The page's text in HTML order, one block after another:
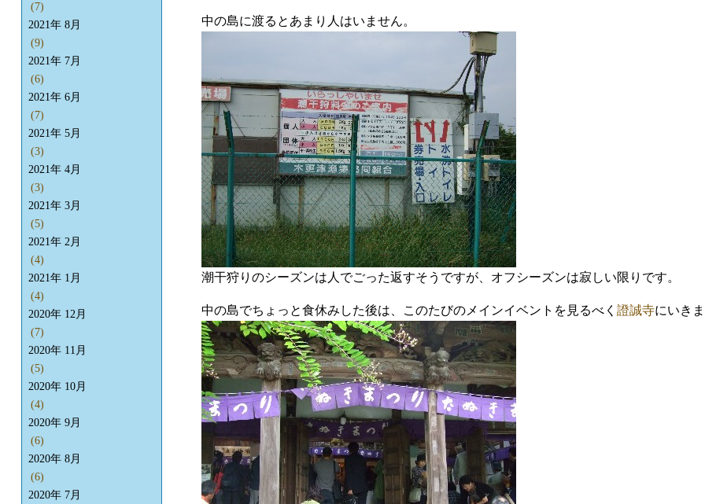
中の島に渡るとあまり人はいません。
潮干狩りのシーズンは人でごった返すそうですが、オフシーズンは寂しい限りです。
中の島でちょっと食休みした後は、このたびのメインイベントを見るべく 證誠寺にいき
(7)
2021年 8月
(9)
2021年 7月
(6)
2021年 6月
(7)
2021年 5月
(3)
2021年 4月
(3)
2021年 3月
(5)
2021年 2月
(4)
2021年 1月
(4)
2020年 12月
(7)
2020年 11月
(5)
2020年 10月
(4)
2020年 9月
(6)
2020年 8月
(6)
2020年 7月